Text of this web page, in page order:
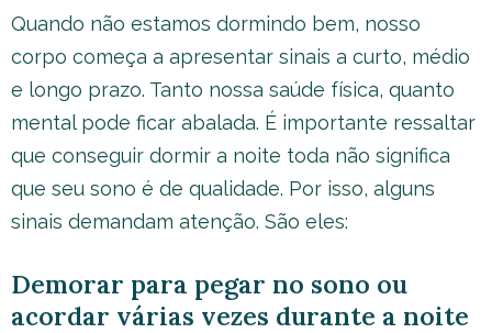
Quando não estamos dormindo bem, nosso
corpo começa a apresentar sinais a curto, médio
e longo prazo. Tanto nossa saúde física, quanto
mental pode ficar abalada. É importante ressaltar
que conseguir dormir a noite toda não significa
que seu sono é de qualidade. Por isso, alguns
sinais demandam atenção. São eles:
Demorar para pegar no sono ou
acordar várias vezes durante a noite